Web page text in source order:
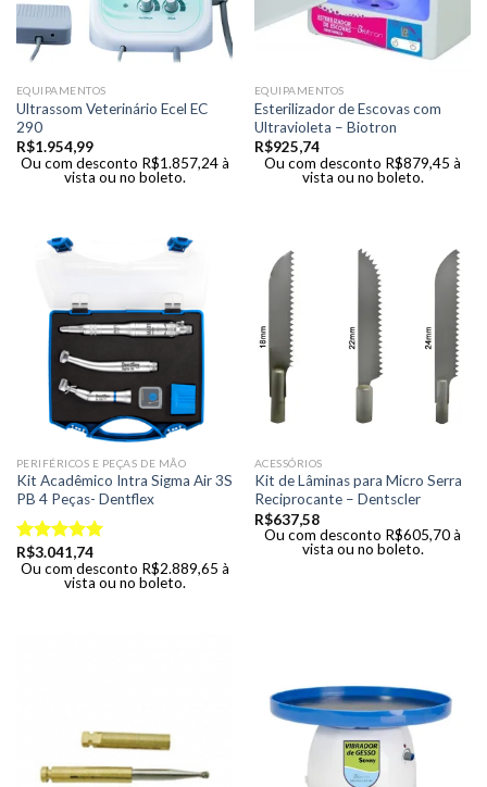
EQUIPAMENTOS
Ultrassom Veterinário Ecel EC
290
R$1.954,99
Ou com desconto R$1.857,24 à
vista ou no boleto.
EQUIPAMENTOS
Esterilizador de Escovas com
Ultravioleta – Biotron
R$925,74
Ou com desconto R$879,45 à
vista ou no boleto.
PERIFÉRICOS E PEÇAS DE MÃO
Kit Acadêmico Intra Sigma Air 3S
PB 4 Peças- Dentflex
Avaliação
5.00de 5
R$3.041,74
Ou com desconto R$2.889,65 à
vista ou no boleto.
ACESSÓRIOS
Kit de Lâminas para Micro Serra
Reciprocante – Dentscler
R$637,58
Ou com desconto R$605,70à
vista ou no boleto.